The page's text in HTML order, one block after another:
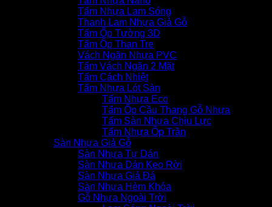
Tấm Nhựa Lam Sóng
Thanh Lam Nhựa Giả Gỗ
Tấm Ốp Tường 3D
Tấm Ốp Than Tre
Vách Ngăn Nhựa PVC
Tấm Vách Ngăn 2 Mặt
Tấm Cách Nhiệt
Tấm Nhựa Lót Sàn
Tấm Nhựa Eco
Tấm Ốp Cầu Thang Gỗ Nhựa
Tấm Sàn Nhựa Chịu Lực
Tấm Nhựa Ốp Trần
Sàn Nhựa Giả Gỗ
Sàn Nhựa Tự Dán
Sàn Nhựa Dán Keo Rời
Sàn Nhựa Giả Đá
Sàn Nhựa Hèm Khóa
Gỗ Nhựa Ngoài Trời